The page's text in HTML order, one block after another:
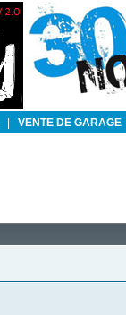
VENTE DE GARAGE